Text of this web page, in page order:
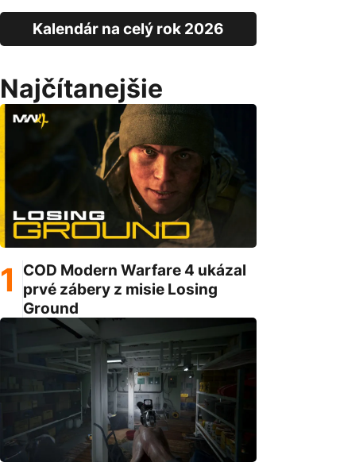
Kalendár na celý rok 2026
Najčítanejšie
COD Modern Warfare 4 ukázal
prvé zábery z misie Losing
Ground